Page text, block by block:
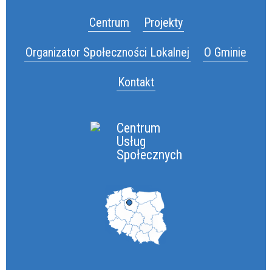
Centrum Projekty
Organizator Społeczności Lokalnej O Gminie
Kontakt
Centrum
Usług
Społecznych